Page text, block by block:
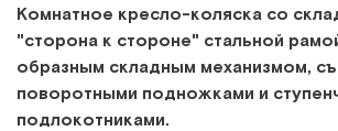
Комнатное кресло-коляска со
"сторона к стороне" стальной
образным складным механизмом,
поворотными подножками и
подлокотниками.